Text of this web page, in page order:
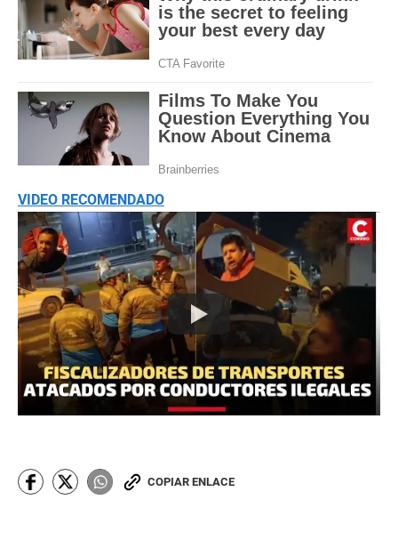
VIDEO RECOMENDADO
COPIAR ENLACE